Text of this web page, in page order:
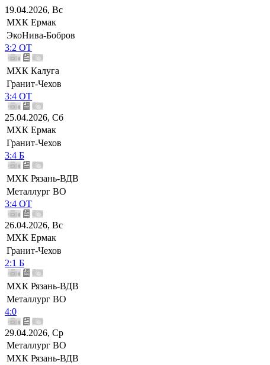
19.04.2026, Вс
МХК Ермак
ЭкоНива-Бобров
3:2 ОТ
МХК Калуга
Гранит-Чехов
3:4 ОТ
25.04.2026, Сб
МХК Ермак
Гранит-Чехов
3:4 Б
МХК Рязань-ВДВ
Металлург ВО
3:4 ОТ
26.04.2026, Вс
МХК Ермак
Гранит-Чехов
2:1 Б
МХК Рязань-ВДВ
Металлург ВО
4:0
29.04.2026, Ср
Металлург ВО
МХК Рязань-ВДВ